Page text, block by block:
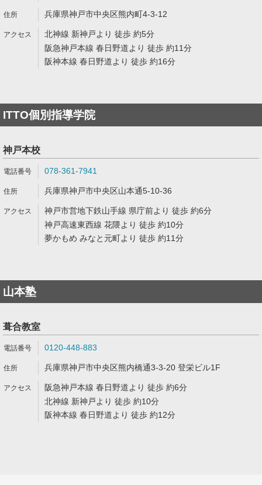
兵庫県神戸市中央区熊内町4-3-12
北神線 新神戸より 徒歩 約5分
阪急神戸本線 春日野道より 徒歩 約11分
阪神本線 春日野道より 徒歩 約16分
ITTO個別指導学院
神戸本校
078-361-7941
兵庫県神戸市中央区山本通5-10-36
神戸市営地下鉄山手線 県庁前より 徒歩 約6分
神戸高速東西線 花隈より 徒歩 約10分
夢かもめ みなと元町より 徒歩 約11分
山本塾
葺合教室
0120-448-883
兵庫県神戸市中央区熊内橋通3-3-20 登栄ビル1F
阪急神戸本線 春日野道より 徒歩 約6分
北神線 新神戸より 徒歩 約10分
阪神本線 春日野道より 徒歩 約12分